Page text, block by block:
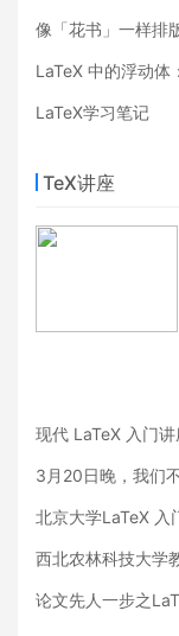
LaTeX 中的浮动体
LaTeX学习笔记
TeX讲座
现代 LaTeX 入门
3月20日晚，我们
北京大学LaTeX 入
西北农林科技大学
论文先人一步之